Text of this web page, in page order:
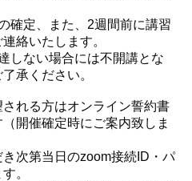
確定、また、2週間前に講習
絡いたします。
しない場合には不開講とな
承ください。
される方はオンライン誓約書
開催確定時にご案内致しま
次第当日のzoom接続ID・パ
。